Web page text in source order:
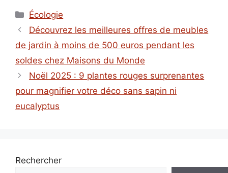
Catégories
Écologie
Découvrez les meilleures offres de meubles
de jardin à moins de 500 euros pendant les
soldes chez Maisons du Monde
Noël 2025 : 9 plantes rouges surprenantes
pour magnifier votre déco sans sapin ni
eucalyptus
Rechercher